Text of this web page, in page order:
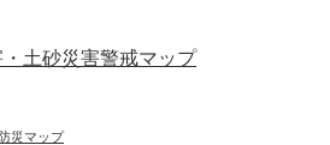
土砂災害警戒マップ
災マップ